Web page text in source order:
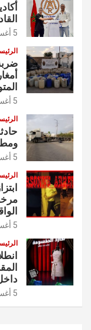
5 أغسطس 2026
5 أغسطس 2026
5 أغسطس 2026
5 أغسطس 2026
5 أغسطس 2026